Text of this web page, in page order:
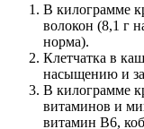
В килограмме
волокон (8,1 г
норма).
Клетчатка в
насыщению и
В килограмме
витаминов и
витамин В6,